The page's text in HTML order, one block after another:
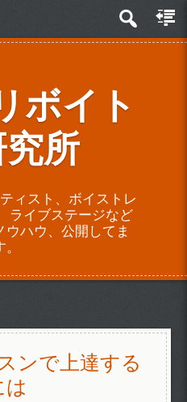
ボイト
所
ィスト、ボイストレ
ライブステージなど
ハウ、公開してま
ンで上達する
は